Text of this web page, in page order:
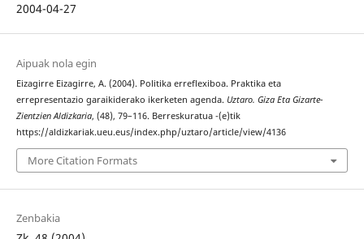
2004-04-27
Aipuak nola egin
Eizagirre Eizagirre, A. (2004). Politika erreflexiboa. Praktika eta
errepresentazio garaikiderako ikerketen agenda. Uztaro. Giza Eta Gizarte-
Zientzien Aldizkaria, (48), 79–116. Berreskuratua -(e)tik
https://aldizkariak.ueu.eus/index.php/uztaro/article/view/4136
More Citation Formats
Zenbakia